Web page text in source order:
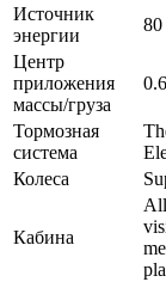
Источник
энергии
Центр
приложения
массы/груза
Тормозная
система
Колеса
Кабина